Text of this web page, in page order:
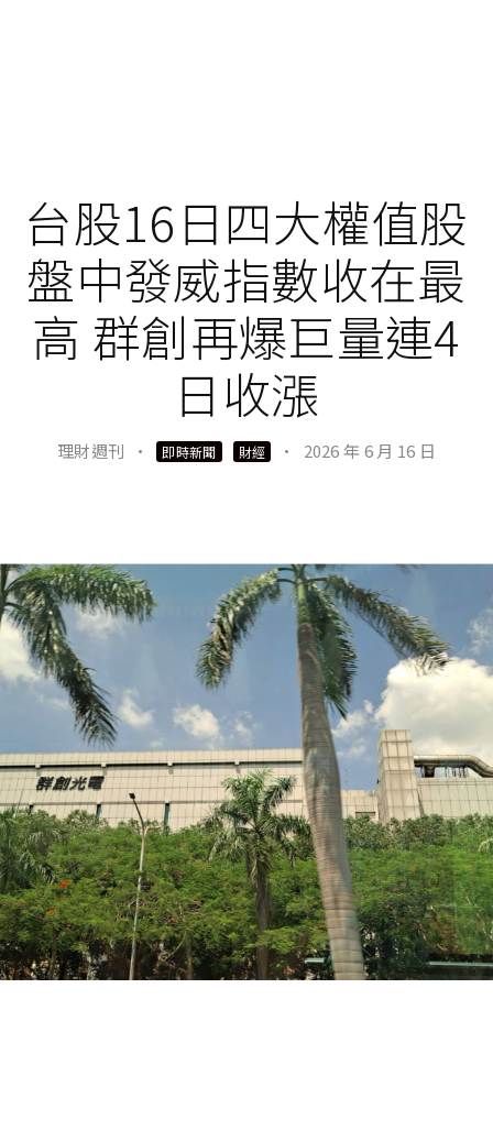
台股16日四大權值股
盤中發威指數收在最
高 群創再爆巨量連4
日收漲
理財週刊 · 即時新聞 財經 · 2026 年 6 月 16 日